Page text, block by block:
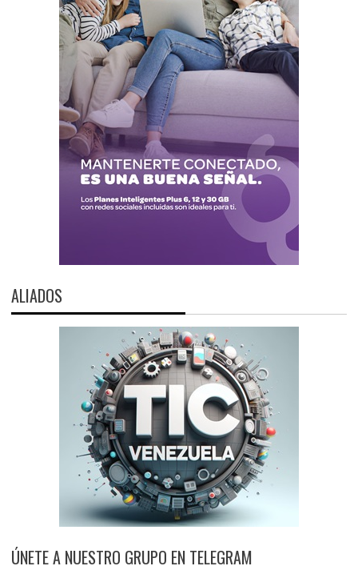
ALIADOS
ÚNETE A NUESTRO GRUPO EN TELEGRAM